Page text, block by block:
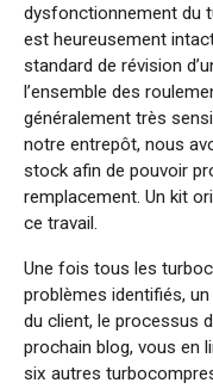
dysfonctionnement du
est heureusement
standard de révision
l’ensemble des
généralement très
notre entrepôt, nous
stock afin de pouvoir
remplacement. Un kit
ce travail.
Une fois tous les
problèmes identifiés,
du client, le processus
prochain blog, vous en
six autres